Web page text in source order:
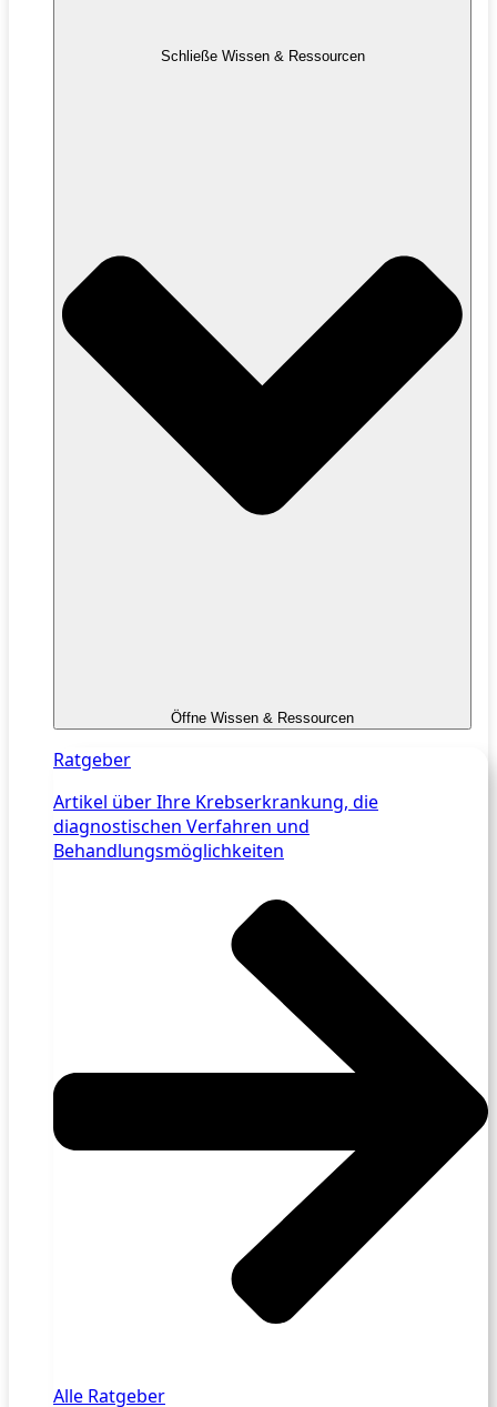
Schließe Wissen & Ressourcen
Öffne Wissen & Ressourcen
Ratgeber
Artikel über Ihre Krebserkrankung, die
diagnostischen Verfahren und
Behandlungsmöglichkeiten
Alle Ratgeber